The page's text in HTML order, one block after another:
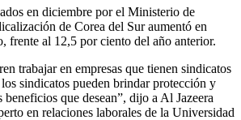
en diciembre por el Ministerio de
de Corea del Sur aumentó en
frente al 12,5 por ciento del año anterior.
trabajar en empresas que tienen sindicatos
sindicatos pueden brindar protección y
beneficios que desean”, dijo a Al Jazeera
en relaciones laborales de la Universidad